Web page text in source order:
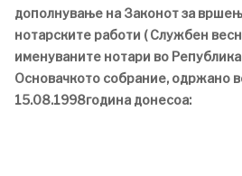
дополнување на Законот за
нотарските работи ( Службен
именуваните нотари во
Основачкото собрание, одржано
15.08.1998година донесоа: